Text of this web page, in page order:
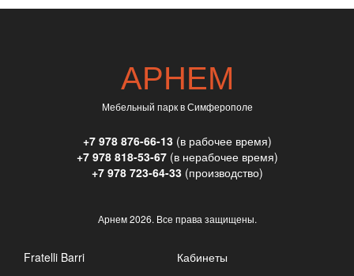
АРНЕМ
Мебельный парк в Симферополе
+7 978 876-66-13(в рабочее время)
+7 978 818-53-67(в нерабочее время)
+7 978 723-64-33(производство)
Арнем2026. Все права защищены.
Fratelli Barri
Кабинеты